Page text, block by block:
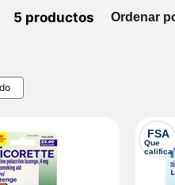
5 productos Ordenar
FSA
Que
califica